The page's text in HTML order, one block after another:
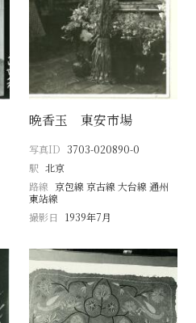
晩香玉 東安市場
写真ID 3703-020890-0
駅 北京
路線 京包線 京古線 大台線 通州
東站線
撮影日
1939年7月